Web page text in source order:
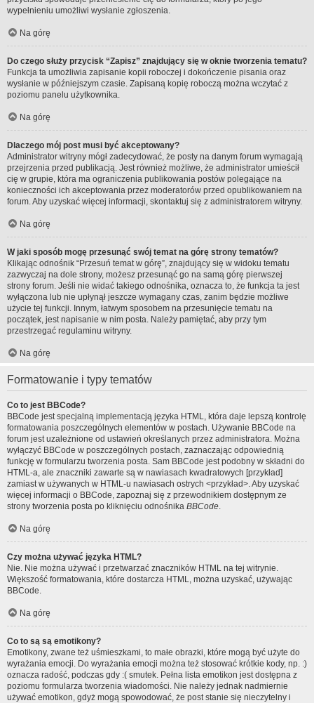
wypełnieniu umożliwi wysłanie zgłoszenia.
Na górę
Do czego służy przycisk “Zapisz” znajdujący się w oknie tworzenia tematu?
Funkcja ta umożliwia zapisanie kopii roboczej i dokończenie pisania oraz
wysłanie w późniejszym czasie. Zapisaną kopię roboczą można wczytać z
poziomu panelu użytkownika.
Na górę
Dlaczego mój post musi być akceptowany?
Administrator witryny mógł zadecydować, że posty na danym forum wymagają
przejrzenia przed publikacją. Jest również możliwe, że administrator umieścił
cię w grupie, która ma ograniczenia publikowania postów polegające na
konieczności ich akceptowania przez moderatorów przed opublikowaniem na
forum. Aby uzyskać więcej informacji, skontaktuj się z administratorem witryny.
Na górę
W jaki sposób mogę przesunąć swój temat na górę strony tematów?
Klikając odnośnik “Przesuń temat w górę”, znajdujący się w widoku tematu
zazwyczaj na dole strony, możesz przesunąć go na samą górę pierwszej
strony forum. Jeśli nie widać takiego odnośnika, oznacza to, że funkcja ta jest
wyłączona lub nie upłynął jeszcze wymagany czas, zanim będzie możliwe
użycie tej funkcji. Innym, łatwym sposobem na przesunięcie tematu na
początek, jest napisanie w nim posta. Należy pamiętać, aby przy tym
przestrzegać regulaminu witryny.
Na górę
Formatowanie i typy tematów
Co to jest BBCode?
BBCode jest specjalną implementacją języka HTML, która daje lepszą kontrolę
formatowania poszczególnych elementów w postach. Używanie BBCode na
forum jest uzależnione od ustawień określanych przez administratora. Można
wyłączyć BBCode w poszczególnych postach, zaznaczając odpowiednią
funkcję w formularzu tworzenia posta. Sam BBCode jest podobny w składni do
HTML-a, ale znaczniki zawarte są w nawiasach kwadratowych [przykład]
zamiast w używanych w HTML-u nawiasach ostrych <przykład>. Aby uzyskać
więcej informacji o BBCode, zapoznaj się z przewodnikiem dostępnym ze
strony tworzenia posta po kliknięciu odnośnika BBCode.
Na górę
Czy można używać języka HTML?
Nie. Nie można używać i przetwarzać znaczników HTML na tej witrynie.
Większość formatowania, które dostarcza HTML, można uzyskać, używając
BBCode.
Na górę
Co to są są emotikony?
Emotikony, zwane też uśmieszkami, to małe obrazki, które mogą być użyte do
wyrażania emocji. Do wyrażania emocji można też stosować krótkie kody, np. :)
oznacza radość, podczas gdy :( smutek. Pełna lista emotikon jest dostępna z
poziomu formularza tworzenia wiadomości. Nie należy jednak nadmiernie
używać emotikon, gdyż mogą spowodować, że post stanie się nieczytelny i